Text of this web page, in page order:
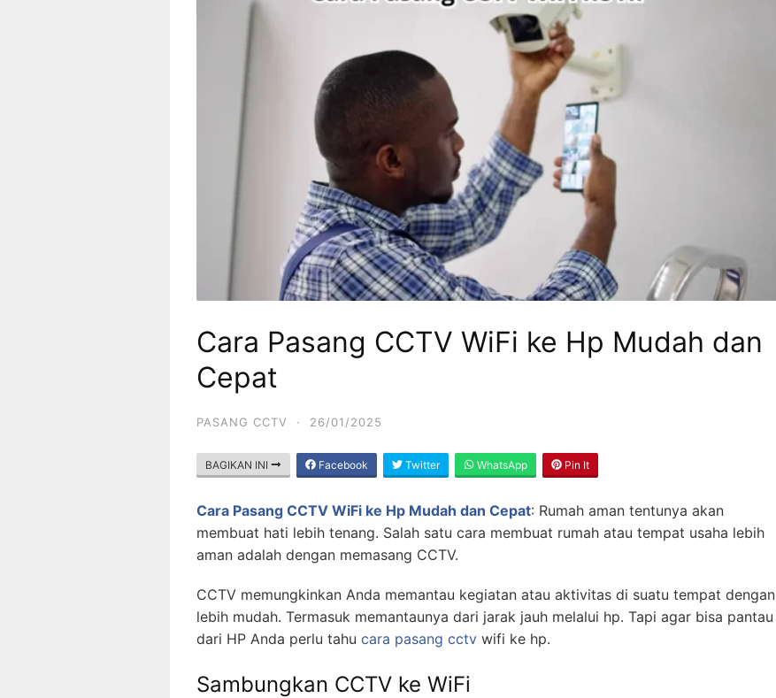
Cara Pasang CCTV WiFi ke Hp Mudah dan
Cepat
PASANG CCTV · 26/01/2025
BAGIKAN INI Facebook Twitter WhatsApp Pin It
Cara Pasang CCTV WiFi ke Hp Mudah dan Cepat: Rumah aman tentunya akan
membuat hati lebih tenang. Salah satu cara membuat rumah atau tempat usaha lebih
aman adalah dengan memasang CCTV.
CCTV memungkinkan Anda memantau kegiatan atau aktivitas di suatu tempat dengan
lebih mudah. Termasuk memantaunya dari jarak jauh melalui hp. Tapi agar bisa pantau
dari HP Anda perlu tahu cara pasang cctv wifi ke hp.
Sambungkan CCTV ke WiFi